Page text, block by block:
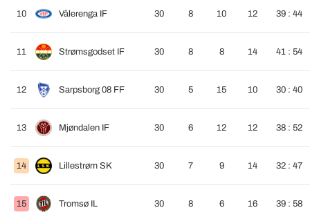
10 Vålerenga IF 30 8 10 12 39 : 44
11 Strømsgodset IF 30 8 8 14 41 : 54
12 Sarpsborg 08 FF 30 5 15 10 30 : 40
13 Mjøndalen IF 30 6 12 12 38 : 52
14 Lillestrøm SK 30 7 9 14 32 : 47
15 Tromsø IL 30 8 6 16 39 : 58